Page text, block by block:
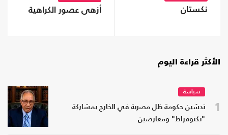
نكستان أزهى عصور الكراهية
الأكثر قراءة اليوم
1
سياسة
تدشين حكومة ظل مصرية في الخارج بمشاركة
"تكنوقراط" ومعارضين